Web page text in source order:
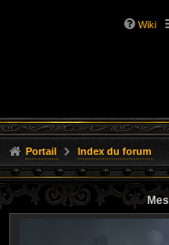
Wiki
Portail Index du forum